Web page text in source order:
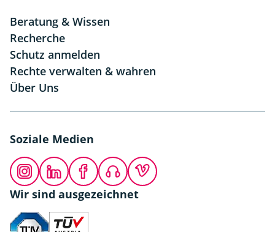
Beratung & Wissen
Recherche
Schutz anmelden
Rechte verwalten & wahren
Über Uns
Soziale Medien
InstagramLinkedInFacebookPodcastVimeo
Wir sind ausgezeichnet